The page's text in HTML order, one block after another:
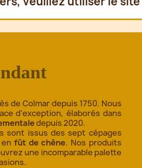
de Colmar depuis 1750. Nous
d'exception, élaborés dans
depuis 2020.
sont issus des sept cépages
fût de chêne. Nos produits
une incomparable palette